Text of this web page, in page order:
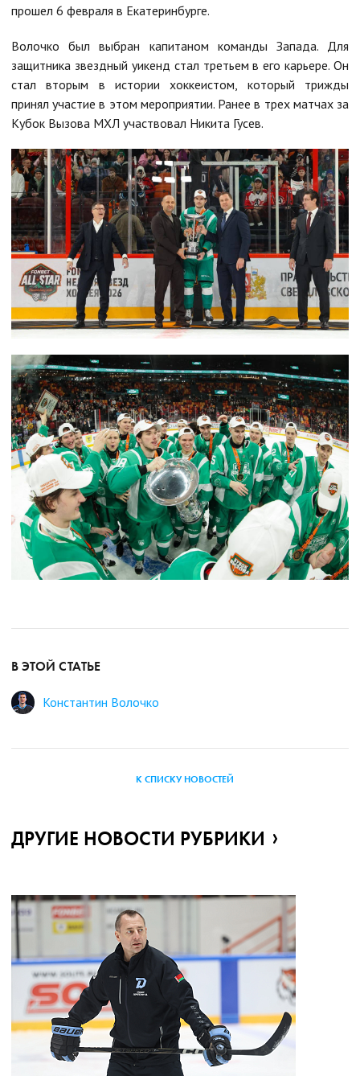
прошел 6 февраля в Екатеринбурге.
Волочко был выбран капитаном команды Запада. Для
защитника звездный уикенд стал третьем в его карьере. Он
стал вторым в истории хоккеистом, который трижды
принял участие в этом мероприятии. Ранее в трех матчах за
Кубок Вызова МХЛ участвовал Никита Гусев.
В ЭТОЙ СТАТЬЕ
Константин Волочко
К СПИСКУ НОВОСТЕЙ
ДРУГИЕ НОВОСТИ РУБРИКИ